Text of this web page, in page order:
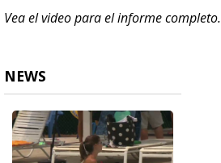
Vea el video para el informe completo.
NEWS